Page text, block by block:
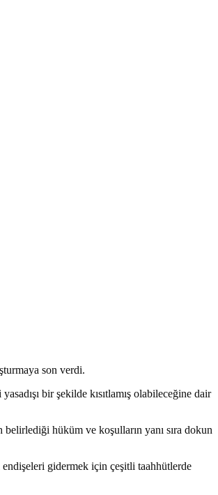
son verdi.
bir şekilde kısıtlamış olabileceğine dair
hüküm ve koşulların yanı sıra dokun
endişeleri gidermek için çeşitli taahhütlerde